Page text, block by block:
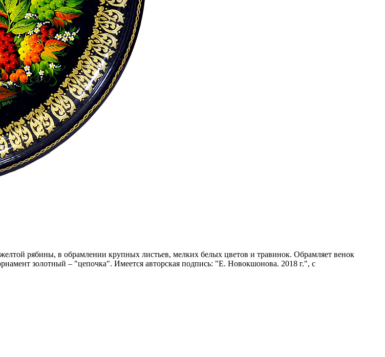
рябины, в обрамлении крупных листьев, мелких белых цветов и травинок. Обрамляет венок
золотный – "цепочка". Имеется авторская подпись: "Е. Новокшонова. 2018 г.", с